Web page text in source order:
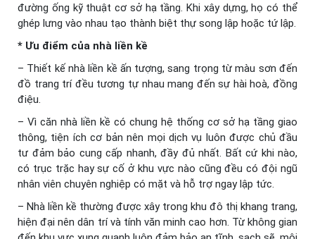
đường ống kỹ thuật cơ sở hạ tầng. Khi xây dựng, họ có thể
ghép lưng vào nhau tạo thành biệt thự song lập hoặc tứ lập.
* Ưu điểm của nhà liền kề
– Thiết kế nhà liền kề ấn tượng, sang trọng từ màu sơn đến
đồ trang trí đều tương tự nhau mang đến sự hài hoà, đồng
điệu.
– Vì căn nhà liền kề có chung hệ thống cơ sở hạ tầng giao
thông, tiện ích cơ bản nên mọi dịch vụ luôn được chủ đầu
tư đảm bảo cung cấp nhanh, đầy đủ nhất. Bất cứ khi nào,
có trục trặc hay sự cố ở khu vực nào cũng đều có đội ngũ
nhân viên chuyên nghiệp có mặt và hỗ trợ ngay lập tức.
– Nhà liền kề thường được xây trong khu đô thị khang trang,
hiện đại nên dân trí và tính văn minh cao hơn. Từ không gian